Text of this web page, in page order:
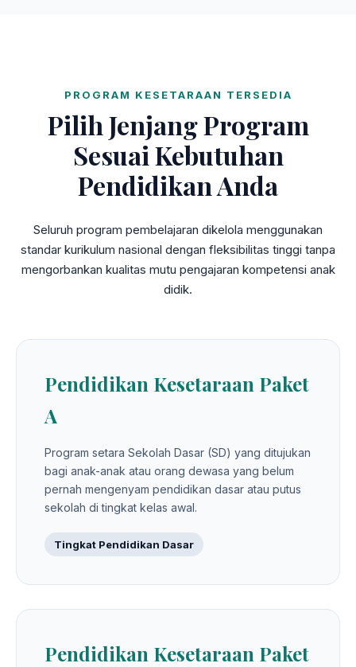
PROGRAM KESETARAAN TERSEDIA
Pilih Jenjang Program
Sesuai Kebutuhan
Pendidikan Anda
Seluruh program pembelajaran dikelola menggunakan
standar kurikulum nasional dengan fleksibilitas tinggi tanpa
mengorbankan kualitas mutu pengajaran kompetensi anak
didik.
Pendidikan Kesetaraan Paket
A
Program setara Sekolah Dasar (SD) yang ditujukan
bagi anak-anak atau orang dewasa yang belum
pernah mengenyam pendidikan dasar atau putus
sekolah di tingkat kelas awal.
Tingkat Pendidikan Dasar
Pendidikan Kesetaraan Paket